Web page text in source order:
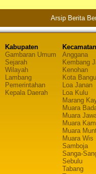
Arsip Berita
Kabupaten
Gambaran Umum
Sejarah
Wilayah
Lambang
Pemerintahan
Kepala Daerah
Kecamatan
Anggana
Kembang
Kenohan
Kota
Loa Janan
Loa Kulu
Marang
Muara
Muara
Muara
Muara
Muara Wis
Samboja
Sanga-
Sebulu
Tabang